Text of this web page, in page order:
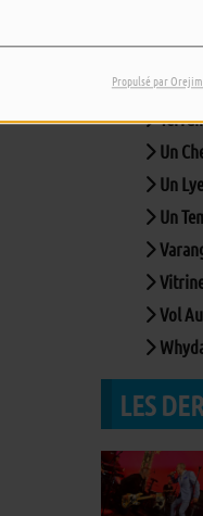
Propulsé par
Un
Un
Un
Vol
LES